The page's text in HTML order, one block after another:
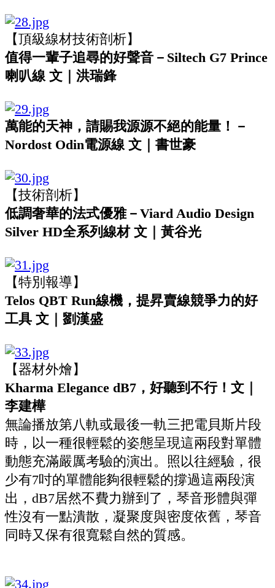
【頂級線材技術剖析】
值得一輩子追尋的好聲音－Siltech G7 Prince
喇叭線 文｜洪瑞鋒
萬能的天神，請賜我源源不絕的能量！－
Nordost Odin電源線 文｜書世豪
【技術剖析】
低調奢華的法式優雅－Viard Audio Design
Silver HD全系列線材 文｜黃谷光
【特別報導】
Telos QBT Run線機，提昇賣線競爭力的好
工具 文｜劉漢盛
【器材外燴】
Kharma Elegance dB7，好聽到不行！文｜
李建樺
無論播放第八軌或最後一軌三把電貝斯片段
時，以一種很輕鬆的姿態呈現這兩段對單體
動態充滿嚴厲考驗的演出。照以往經驗，很
少有7吋的單體能夠很輕鬆的撐過這兩段演
出，dB7居然不費力辦到了，琴音形體與彈
性沒有一點潰散，凝聚度與密度依舊，琴音
同時又保有很寬鬆自然的質感。